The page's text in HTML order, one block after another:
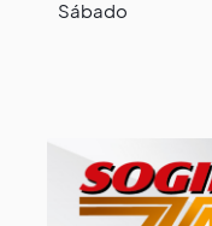
Sábado
11 de agosto
Terça-Feira